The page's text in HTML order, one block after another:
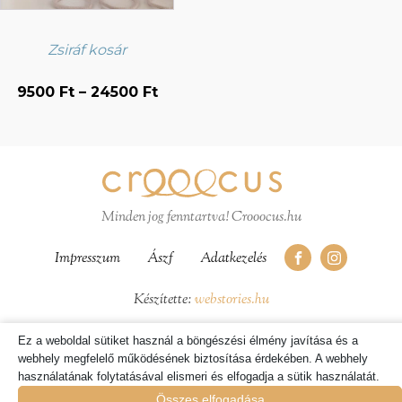
Zsiráf kosár
9500 Ft – 24500 FtÁrtartomány:
termékoldalon
ki
Minden jog fenntartva! Crooocus.hu
Impresszum
Ászf
Adatkezelés
Készítette:webstories.hu
Ez a weboldal sütiket használ a böngészési élmény javítása és a
webhely megfelelő működésének biztosítása érdekében. A webhely
használatának folytatásával elismeri és elfogadja a sütik használatát.